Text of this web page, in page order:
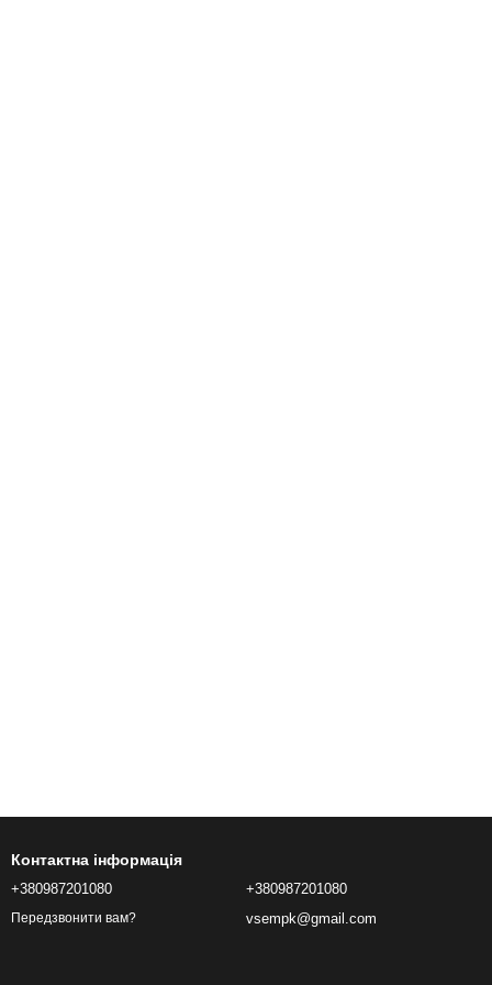
Контактна інформація
+380987201080
Передзвонити вам?
+380987201080
vsempk@gmail.com